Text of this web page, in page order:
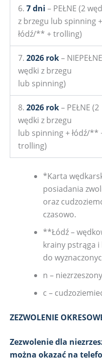
6. 7 dni – PEŁNE (2
z brzegu lub spinning +
łódź/** + trolling)
7. 2026 rok–
wędki z brzegu
lub spinning)
8. 2026 rok– PEŁNE (2
wędki z brzegu
lub spinning + łódź/**
trolling)
*Karta
posiadania
oraz
czasowo.
**Łódź –
krainy pstrąga
do
n – niezrzeszony
c –
ZEZWOLENIE
Zezwolenie dla
można okazać na